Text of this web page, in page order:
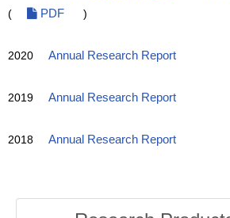
(
PDF )
2020 Annual Research Report
2019 Annual Research Report
2018 Annual Research Report